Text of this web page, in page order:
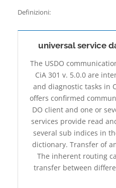
Definizioni:
universal service
The USDO
CiA 301 v. 5.0.0 are
and diagnostic tasks in
offers confirmed
DO client and one or
services provide read
several sub­ indices in
dictionary. Transfer of
The inherent routing
transfer between